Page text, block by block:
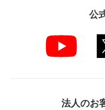
公
法人のお